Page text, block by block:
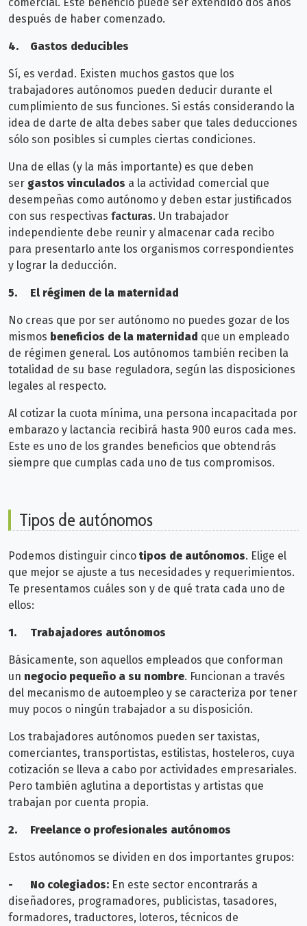
después de haber comenzado.
4. Gastos deducibles
Sí, es verdad. Existen muchos gastos que los
trabajadores autónomos pueden deducir durante el
cumplimiento de sus funciones. Si estás considerando la
idea de darte de alta debes saber que tales deducciones
sólo son posibles si cumples ciertas condiciones.
Una de ellas (y la más importante) es que deben
ser gastos vinculados a la actividad comercial que
desempeñas como autónomo y deben estar justificados
con sus respectivas facturas. Un trabajador
independiente debe reunir y almacenar cada recibo
para presentarlo ante los organismos correspondientes
y lograr la deducción.
5. El régimen de la maternidad
No creas que por ser autónomo no puedes gozar de los
mismos beneficios de la maternidad que un empleado
de régimen general. Los autónomos también reciben la
totalidad de su base reguladora, según las disposiciones
legales al respecto.
Al cotizar la cuota mínima, una persona incapacitada por
embarazo y lactancia recibirá hasta 900 euros cada mes.
Este es uno de los grandes beneficios que obtendrás
siempre que cumplas cada uno de tus compromisos.
Tipos de autónomos
Podemos distinguir cinco tipos de autónomos. Elige el
que mejor se ajuste a tus necesidades y requerimientos.
Te presentamos cuáles son y de qué trata cada uno de
ellos:
1. Trabajadores autónomos
Básicamente, son aquellos empleados que conforman
un negocio pequeño a su nombre. Funcionan a través
del mecanismo de autoempleo y se caracteriza por tener
muy pocos o ningún trabajador a su disposición.
Los trabajadores autónomos pueden ser taxistas,
comerciantes, transportistas, estilistas, hosteleros, cuya
cotización se lleva a cabo por actividades empresariales.
Pero también aglutina a deportistas y artistas que
trabajan por cuenta propia.
2. Freelance o profesionales autónomos
Estos autónomos se dividen en dos importantes grupos:
- No colegiados: En este sector encontrarás a
diseñadores, programadores, publicistas, tasadores,
formadores, traductores, loteros, técnicos de